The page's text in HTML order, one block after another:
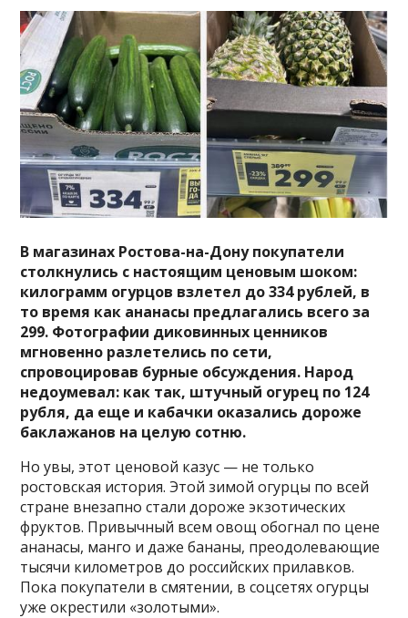
В магазинах Ростова-на-Дону покупатели
столкнулись с настоящим ценовым шоком:
килограмм огурцов взлетел до 334 рублей, в
то время как ананасы предлагались всего за
299. Фотографии диковинных ценников
мгновенно разлетелись по сети,
спровоцировав бурные обсуждения. Народ
недоумевал: как так, штучный огурец по 124
рубля, да еще и кабачки оказались дороже
баклажанов на целую сотню.
Но увы, этот ценовой казус — не только
ростовская история. Этой зимой огурцы по всей
стране внезапно стали дороже экзотических
фруктов. Привычный всем овощ обогнал по цене
ананасы, манго и даже бананы, преодолевающие
тысячи километров до российских прилавков.
Пока покупатели в смятении, в соцсетях огурцы
уже окрестили «золотыми».